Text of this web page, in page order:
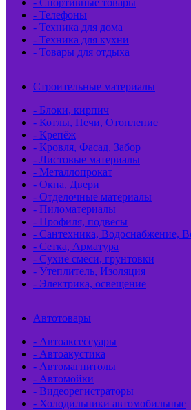
- Телефоны
- Техника для дома
- Техника для кухни
- Товары для отдыха
Строительные материалы
- Блоки, кирпич
- Котлы, Печи, Отопление
- Крепёж
- Кровля, Фасад, Забор
- Листовые материалы
- Металлопрокат
- Окна, Двери
- Отделочные материалы
- Пиломатериалы
- Профиля, подвесы
- Сантехника, Водоснабжение,
- Сетка, Арматура
- Сухие смеси, грунтовки
- Утеплитель, Изоляция
- Электрика, освещение
Автотовары
- Автоаксессуары
- Автоакустика
- Автомагнитолы
- Автомойки
- Видеорегистраторы
- Холодильники автомобильные